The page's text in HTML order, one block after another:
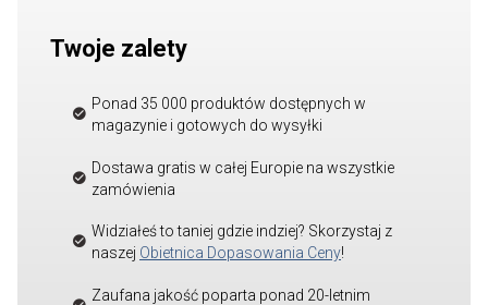
Twoje zalety
Ponad 35 000 produktów dostępnych w
magazynie i gotowych do wysyłki
Dostawa gratis w całej Europie na wszystkie
zamówienia
Widziałeś to taniej gdzie indziej? Skorzystaj z
naszej Obietnica Dopasowania Ceny!
Zaufana jakość poparta ponad 20-letnim